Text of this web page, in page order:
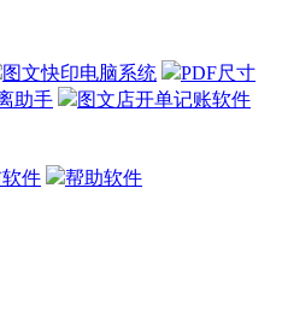
图文快印电脑系统
PDF尺寸
助手
图文店开单记账软件
件
帮助软件